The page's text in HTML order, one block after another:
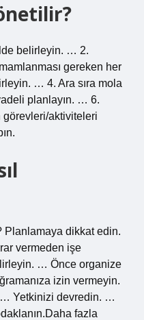
belirleyin. … 2.
gereken her
… 4. Ara sıra mola
planlayın. … 6.
aktiviteleri
Planlamaya dikkat edin.
vermeden işe
… Önce organize
izin vermeyin.
… Yetkinizi devredin. …
fazla